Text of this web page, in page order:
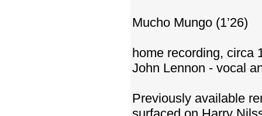
Mucho Mungo (1’26)
home recording, circa
John Lennon - vocal
Previously available